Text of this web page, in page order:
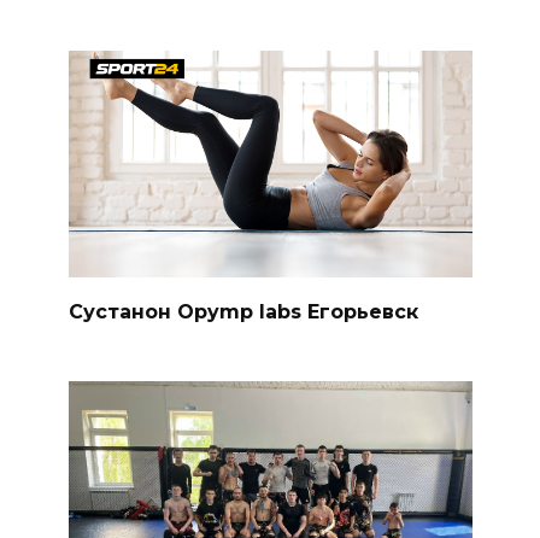
Сустанон Opymp labs Егорьевск